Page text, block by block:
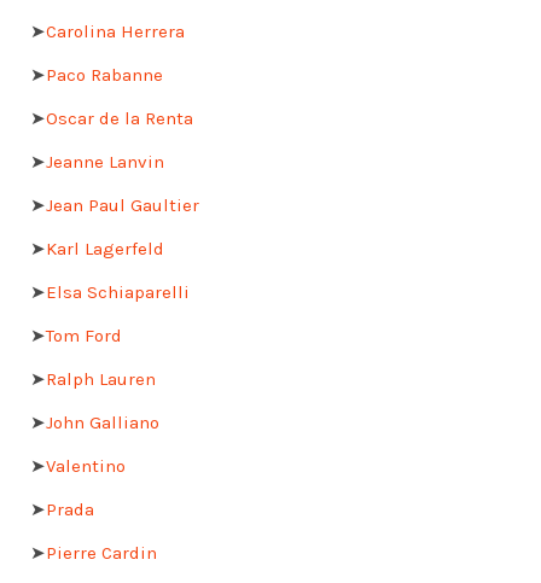
➤Carolina Herrera
➤Paco Rabanne
➤Oscar de la Renta
➤Jeanne Lanvin
➤Jean Paul Gaultier
➤Karl Lagerfeld
➤Elsa Schiaparelli
➤Tom Ford
➤Ralph Lauren
➤John Galliano
➤Valentino
➤Prada
➤Pierre Cardin